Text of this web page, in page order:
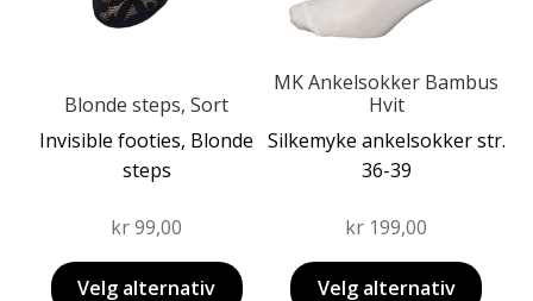
Blonde steps, Sort
Invisible footies, Blonde
steps
kr99,00
Velg alternativ
kan
produktsiden
MK Ankelsokker Bambus
Hvit
Silkemyke ankelsokker str.
36-39
kr 199,00
Velg alternativ
velges
produktsiden